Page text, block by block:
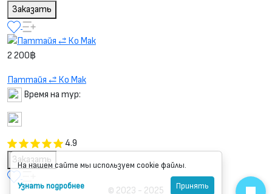
На нашем сайте мы используем cookie файлы.
Узнать подробнее
Принять
Заказать
2 200฿
Паттайя ⥄ Ко Мак
Время на тур:
4.9
Заказать
© 2023 - 2025